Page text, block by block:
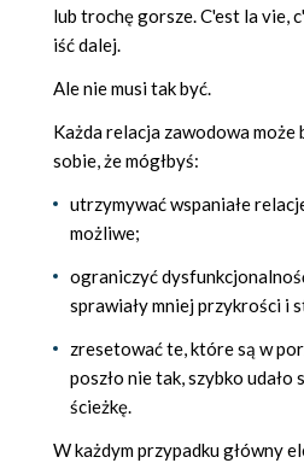
lub trochę gorsze. C'est la vie,
iść dalej.
Ale nie musi tak być.
Każda relacja zawodowa może
sobie, że mógłbyś:
utrzymywać wspaniałe
możliwe;
ograniczyć
sprawiały mniej przykrości i
zresetować te, które są w
poszło nie tak, szybko udało
ścieżkę.
W każdym przypadku główny